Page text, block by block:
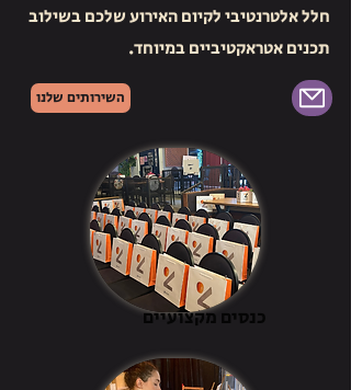
חלל אלטרנטיבי לקיום האירוע שלכם בשילוב
תכנים אטראקטיביים במיוחד.
השירותים שלנו
כנסים מקצועיים